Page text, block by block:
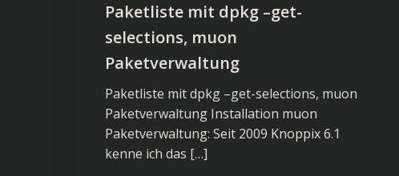
Paketliste mit dpkg –get-
selections, muon
Paketverwaltung
Paketliste mit dpkg –get-selections, muon
Paketverwaltung Installation muon
Paketverwaltung: Seit 2009 Knoppix 6.1
kenne ich das […]